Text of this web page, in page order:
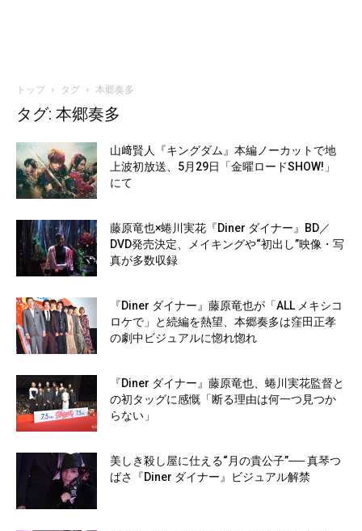
トップ タグ 本郷奏多
タグ: 本郷奏多
山﨑賢人『キングダム』本編ノーカットで地
上波初放送、5月29日「金曜ロードSHOW!」
にて
藤原竜也×蜷川実花『Diner ダイナー』BD／
DVD発売決定、メイキングや“初出し”映像・写
真が多数収録
『Diner ダイナー』藤原竜也が「ALL メキシコ
ロケで」と続編を熱望、本郷奏多は窪田正孝
の劇中ビジュアルに惚れ惚れ
『Diner ダイナー』藤原竜也、蜷川実花監督と
の初タッグに感慨「断る理由は何一つ見つか
らない」
美しき殺し屋に仕える“月の貴公子”── 真琴つ
ばさ『Diner ダイナー』ビジュアル解禁